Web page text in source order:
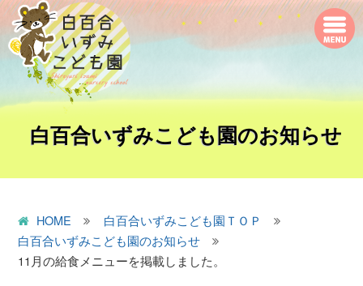
白百合いずみこども園のお知らせ
HOME
白百合いずみこども園ＴＯＰ
白百合いずみこども園のお知らせ
11月の給食メニューを掲載しました。